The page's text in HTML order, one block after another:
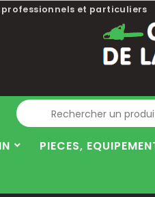
et particuliers
PIECES,